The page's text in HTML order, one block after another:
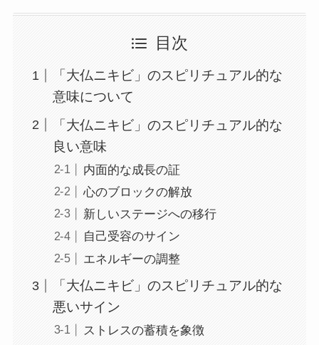
目次
「大仏ニキビ」のスピリチュアル的な
意味について
「大仏ニキビ」のスピリチュアル的な
良い意味
内面的な成長の証
心のブロックの解放
新しいステージへの移行
自己受容のサイン
エネルギーの調整
「大仏ニキビ」のスピリチュアル的な
悪いサイン
ストレスの蓄積を象徴